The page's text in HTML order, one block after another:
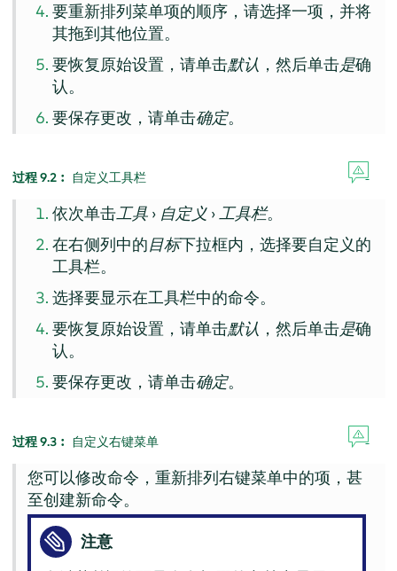
要重新排列菜单项的顺序，请选择一项，并将
其拖到其他位置。
要恢复原始设置，请单击默认 ，然后单击是确
认。
要保存更改，请单击确定。
过程 9.2︰ 自定义工具栏
依次单击工具 › 自定义 ›工具栏。
在右侧列中的目标下拉框内，选择要自定义的
工具栏。
选择要显示在工具栏中的命令。
要恢复原始设置，请单击默认 ，然后单击是确
认。
要保存更改，请单击确定。
过程 9.3︰ 自定义右键菜单
您可以修改命令，重新排列右键菜单中的项，甚
至创建新命令。
注意